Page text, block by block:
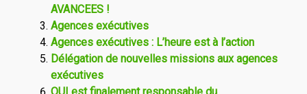
AVANCEES !
Agences exécutives
Agences exécutives : L’heure est à l’action
Délégation de nouvelles missions aux agences
exécutives